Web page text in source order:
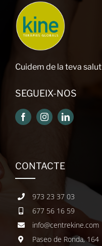
Cuidem de la teva salut
SEGUEIX-NOS
CONTACTE
973 23 37 03
677 56 16 59
info@centrekine.com
Paseo de Ronda, 164